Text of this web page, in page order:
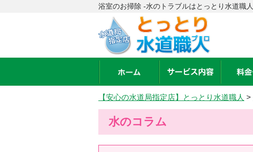
浴室のお掃除 -水のトラブルはとっとり水道職人
【安心の水道局指定店】とっとり水道職人 >
水のコラム